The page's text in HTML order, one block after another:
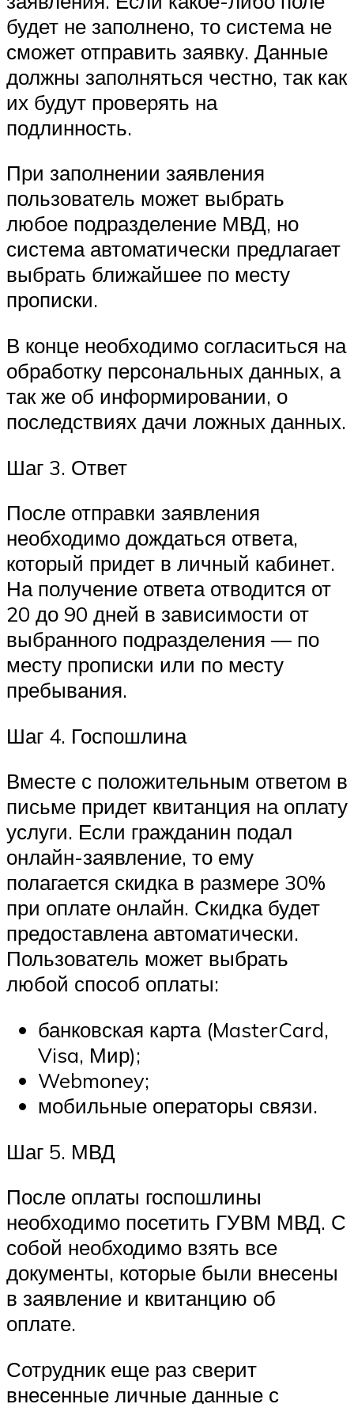
будет не заполнено, то система не
сможет отправить заявку. Данные
должны заполняться честно, так как
их будут проверять на
подлинность.
При заполнении заявления
пользователь может выбрать
любое подразделение МВД, но
система автоматически предлагает
выбрать ближайшее по месту
прописки.
В конце необходимо согласиться на
обработку персональных данных, а
так же об информировании, о
последствиях дачи ложных данных.
Шаг 3. Ответ
После отправки заявления
необходимо дождаться ответа,
который придет в личный кабинет.
На получение ответа отводится от
20 до 90 дней в зависимости от
выбранного подразделения — по
месту прописки или по месту
пребывания.
Шаг 4. Госпошлина
Вместе с положительным ответом в
письме придет квитанция на оплату
услуги. Если гражданин подал
онлайн-заявление, то ему
полагается скидка в размере 30%
при оплате онлайн. Скидка будет
предоставлена автоматически.
Пользователь может выбрать
любой способ оплаты:
банковская карта (MasterCard,
Visa, Мир);
Webmoney;
мобильные операторы связи.
Шаг 5. МВД
После оплаты госпошлины
необходимо посетить ГУВМ МВД. С
собой необходимо взять все
документы, которые были внесены
в заявление и квитанцию об
оплате.
Сотрудник еще раз сверит
внесенные личные данные с